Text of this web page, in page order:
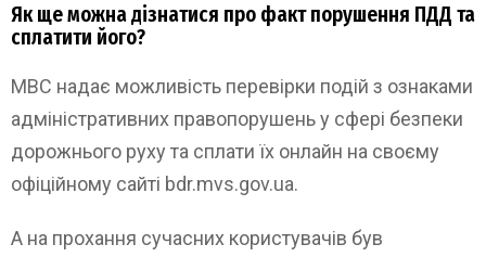
Як ще можна дізнатися про факт порушення ПДД та
сплатити його?
МВС надає можливість перевірки подій з ознаками
адміністративних правопорушень у сфері безпеки
дорожнього руху та сплати їх онлайн на своєму
офіційному сайті bdr.mvs.gov.ua.
А на прохання сучасних користувачів був